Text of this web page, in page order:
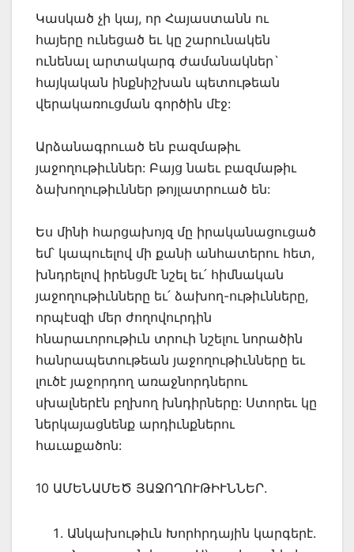
Կասկած չի կայ, որ Հայաստանն ու
հայերը ունեցած եւ կը շարունակեն
ունենալ արտակարգ ժամանակներ`
հայկական ինքնիշխան պետութեան
վերակառուցման գործին մէջ:
Արձանագրուած են բազմաթիւ
յաջողութիւններ: Բայց նաեւ բազմաթիւ
ձախողութիւններ թոյլատրուած են:
Ես մինի հարցախոյզ մը իրականացուցած
եմ՝ կապուելով մի քանի անհատերու հետ,
խնդրելով իրենցմէ նշել եւ՛ հիմնական
յաջողութիւնները եւ՛ ձախող-ութիւնները,
որպէսզի մեր ժողովուրդին
հնարաւորութիւն տրուի նշելու նորածին
հանրապետութեան յաջողութիւնները եւ
լուծէ յաջորդող առաջնորդներու
սխալներէն բղխող խնդիրները: Ստորեւ կը
ներկայացնենք արդիւնքներու
հաւաքածոն:
10 ԱՄԵՆԱՄԵԾ ՅԱՋՈՂՈՒԹԻՒՆՆԵՐ.
Անկախութիւն Խորհրդային կարգերէ.